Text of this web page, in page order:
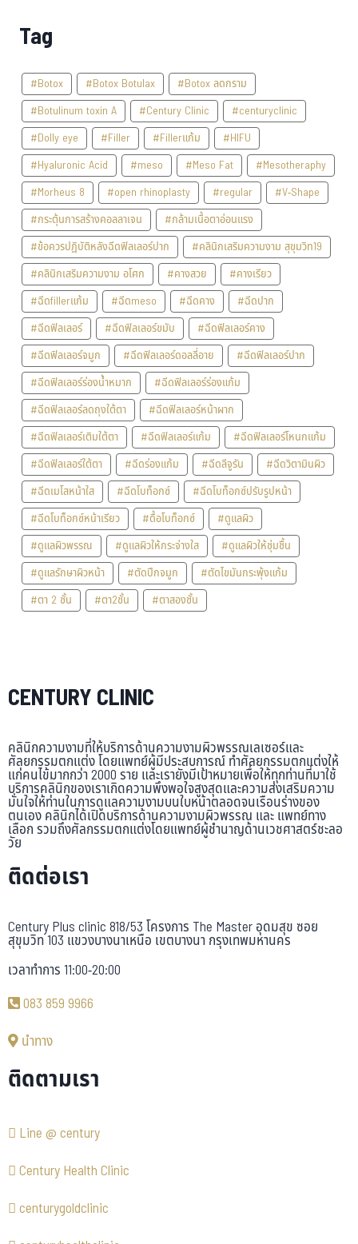
Tag
#Botox #Botox Botulax
#Botox ลดกราม
#Botulinum toxin A
#Century Clinic
#centuryclinic
#Dolly eye
#Filler #Fillerแก้ม
#HIFU
#Hyaluronic Acid
#meso #Meso Fat
#Mesotheraphy
#Morheus 8
#open rhinoplasty #regular
#V-Shape
#กระตุ้นการสร้างคอลลาเจน
#กล้ามเนื้อตาอ่อนแรง
#ข้อควรปฏิบัติหลังฉีดฟิลเลอร์ปาก
#คลินิกเสริมความงาม สุขุมวิท19
#คลินิกเสริมความงาม อโศก
#คางสวย
#คางเรียว
#ฉีดfillerแก้ม
#ฉีดmeso #ฉีดคาง
#ฉีดปาก
#ฉีดฟิลเลอร์
#ฉีดฟิลเลอร์ขมับ
#ฉีดฟิลเลอร์คาง
#ฉีดฟิลเลอร์จมูก
#ฉีดฟิลเลอร์ดอลลี่อาย
#ฉีดฟิลเลอร์ปาก
#ฉีดฟิลเลอร์ร่องน้ำหมาก
#ฉีดฟิลเลอร์ร่องแก้ม
#ฉีดฟิลเลอร์ลดถุงใต้ตา
#ฉีดฟิลเลอร์หน้าผาก
#ฉีดฟิลเลอร์เติมใต้ตา
#ฉีดฟิลเลอร์แก้ม
#ฉีดฟิลเลอร์โหนกแก้ม
#ฉีดฟิลเลอร์ใต้ตา
#ฉีดร่องแก้ม #ฉีดลีจูรัน
#ฉีดวิตามินผิว
#ฉีดเมโสหน้าใส
#ฉีดโบท็อกซ์
#ฉีดโบท็อกซ์ปรับรูปหน้า
#ฉีดโบท็อกซ์หน้าเรียว
#ดื้อโบท็อกซ์
#ดูแลผิว
#ดูแลผิวพรรณ
#ดูแลผิวให้กระจ่างใส
#ดูแลผิวให้ชุ่มชื้น
#ดูแลรักษาผิวหน้า
#ตัดปีกจมูก
#ตัดไขมันกระพุ้งแก้ม
#ตา 2 ชั้น
#ตา2ชั้น #ตาสองชั้น
CENTURY CLINIC
คลินิกความงามที่ให้บริการด้านความงามผิวพรรณเลเซอร์และ
ศัลยกรรมตกแต่ง โดยแพทย์ผู้มีประสบการณ์ ทำศัลยกรรมตกแต่งให้
แก่คนไข้มากกว่า 2000 ราย และเรายังมีเป้าหมายเพื่อให้ทุกท่านที่มาใช้
บริการคลินิกของเราเกิดความพึงพอใจสูงสุดและความส่งเสริมความ
มั่นใจให้ท่านในการดูแลความงามบนใบหน้าตลอดจนเรือนร่างของ
ตนเอง คลินิกได้เปิดบริการด้านความงามผิวพรรณ และ แพทย์ทาง
เลือก รวมถึงศัลกรรมตกแต่งโดยแพทย์ผู้ชำนาญด้านเวชศาสตร์ชะลอ
วัย
ติดต่อเรา
Century Plus clinic 818/53 โครงการ The Master อุดมสุข ซอย
สุขุมวิท 103 แขวงบางนาเหนือ เขตบางนา กรุงเทพมหานคร
เวลาทำการ 11:00-20:00
083 859 9966
นำทาง
ติดตามเรา
Line @ century
Century Health Clinic
centurygoldclinic